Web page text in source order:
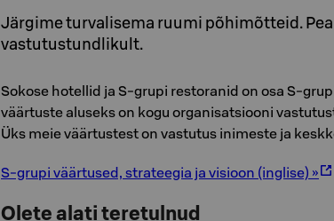
Järgime turvalisema ruumi põhimõtteid.
vastutustundlikult.
Sokose hotellid ja S-grupi restoranid on osa S-
väärtuste aluseks on kogu organisatsiooni
Üks meie väärtustest on vastutus inimeste ja
S-grupi väärtused, strateegia ja visioon (inglise) »
Olete alati teretulnud